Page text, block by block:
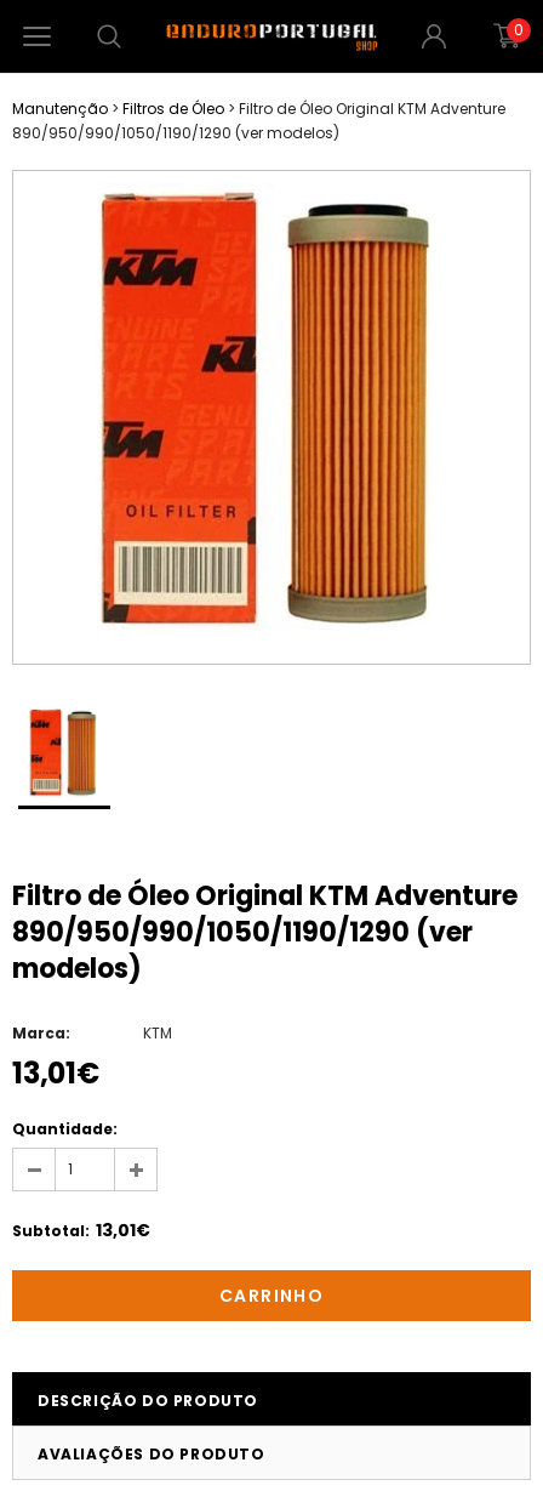
0
Manutenção > Filtros de Óleo > Filtro de Óleo Original KTM Adventure
890/950/990/1050/1190/1290 (ver modelos)
Filtro de Óleo Original KTM Adventure
890/950/990/1050/1190/1290 (ver
modelos)
Marca: KTM
13,01€
Quantidade:
Subtotal: 13,01€
DESCRIÇÃO DO PRODUTO
AVALIAÇÕES DO PRODUTO